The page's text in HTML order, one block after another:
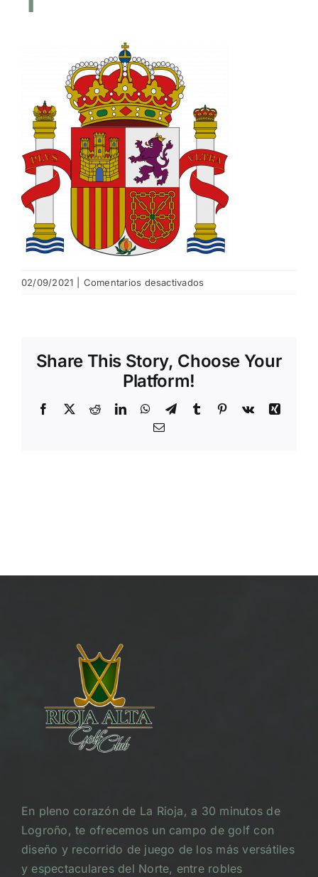
HAZTE SOCIO
OFERTAS
RESERVAR
02/09/2021 Comentarios desactivados
Share This Story, Choose Your
Platform!
Facebook
X RedditLinkedInWhatsApp
TelegramTumblr Pinterest
Vk
Xing
Email
En pleno corazón de La Rioja, a 30 minutos de
Logroño, te ofrecemos un campo de golf con
diseño y recorrido de juego de los más versátiles
y espectaculares del Norte, entre robles